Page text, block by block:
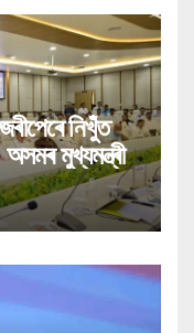
নিখুঁত
মুখ্যমন্ত্ৰী